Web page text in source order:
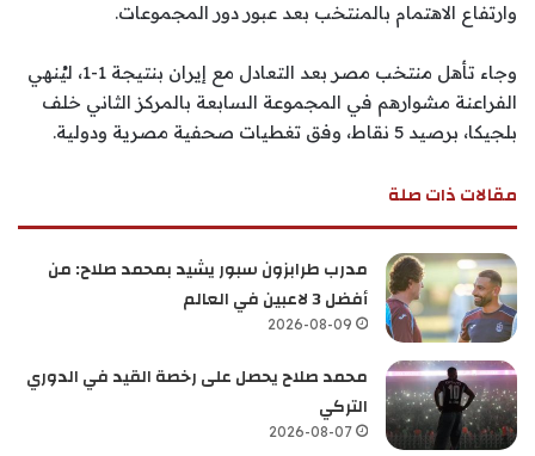
وارتفاع الاهتمام بالمنتخب بعد عبور دور المجموعات.
وجاء تأهل منتخب مصر بعد التعادل مع إيران بنتيجة 1-1، ليُنهي
الفراعنة مشوارهم في المجموعة السابعة بالمركز الثاني خلف
بلجيكا، برصيد 5 نقاط، وفق تغطيات صحفية مصرية ودولية.
مقالات ذات صلة
مدرب طرابزون سبور يشيد بمحمد صلاح: من
أفضل 3 لاعبين في العالم
2026-08-09
محمد صلاح يحصل على رخصة القيد في الدوري
التركي
2026-08-07